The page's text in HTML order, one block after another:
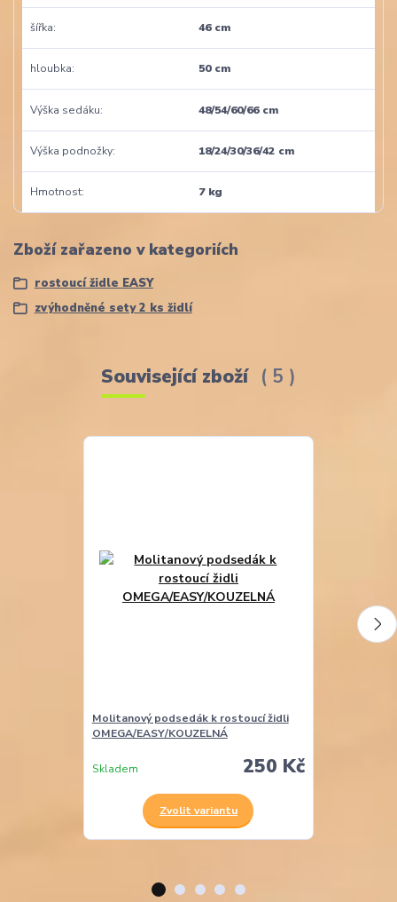
šířka 46 cm
hloubka 50 cm
Výška sedáku 48/54/60/66 cm
Výška podnožky 18/24/30/36/42 cm
Hmotnost 7 kg
Zboží zařazeno v kategoriích
rostoucí židle EASY
zvýhodněné sety 2 ks židlí
Související zboží 5
Molitanový podsedák k rostoucí židli
OMEGA/EASY/KOUZELNÁ
250 Kč
Skladem
Zvolit variantu